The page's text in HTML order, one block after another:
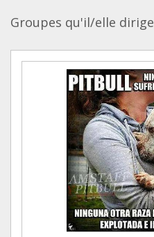
Groupes qu'il/elle dirige